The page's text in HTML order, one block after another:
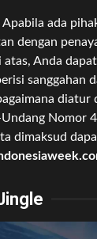
Apabila ada
dengan
Anda
sanggahan
diatur
Nomor
dimaksud